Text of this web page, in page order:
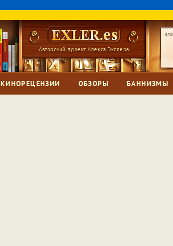
Авторский проект Алекса Экслера
КИНОРЕЦЕНЗИИ ОБЗОРЫ БАННИЗМЫ